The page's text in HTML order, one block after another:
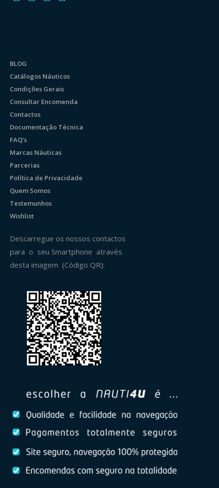
BLOG
Catálogos Náuticos
Condições Gerais
Consultar Encomenda
Contactos
Documentação Técnica
FAQ’s
Marcas Náuticas
Parcerias
Política de Privacidade
Quem Somos
Testemunhos
Wishlist
Descarregue os nossos contactos
para o seu Smartphone através
desta imagem (Código QR):